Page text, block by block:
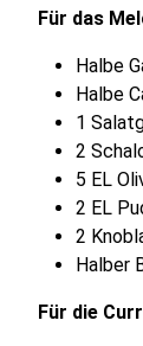
Für das
Halbe
Halbe
1
2
5 EL
2 EL
2
Halber
Für die